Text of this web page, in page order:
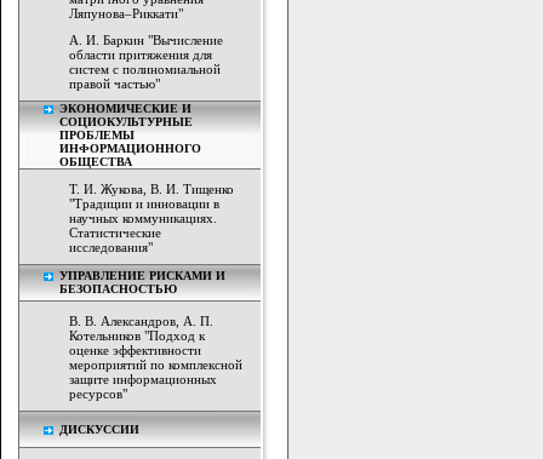
Ляпунова–Риккати"
А. И. Баркин "Вычисление
области притяжения для
систем с полиномиальной
правой частью"
ЭКОНОМИЧЕСКИЕ И
СОЦИОКУЛЬТУРНЫЕ
ПРОБЛЕМЫ
ИНФОРМАЦИОННОГО
ОБЩЕСТВА
Т. И. Жукова, В. И. Тищенко
"Традиции и инновации в
научных коммуникациях.
Статистические
исследования"
УПРАВЛЕНИЕ РИСКАМИ И
БЕЗОПАСНОСТЬЮ
В. В. Александров, А. П.
Котельников "Подход к
оценке эффективности
мероприятий по комплексной
защите информационных
ресурсов"
ДИСКУССИИ